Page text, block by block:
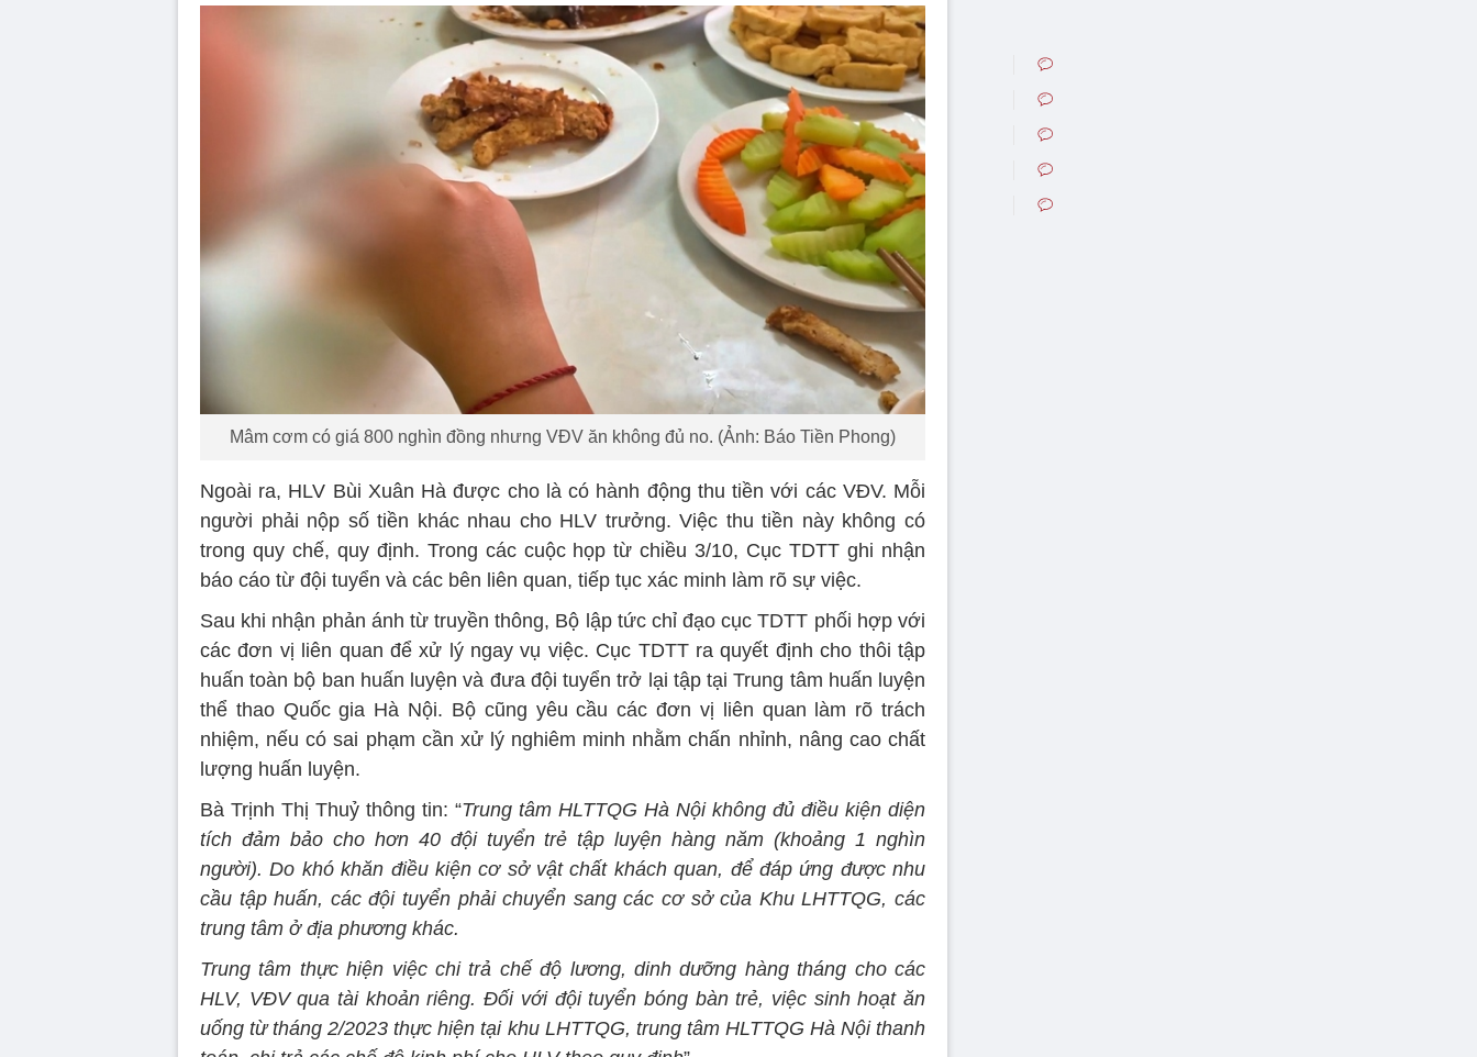
Mâm cơm có giá 800 nghìn đồng nhưng VĐV ăn không đủ no. (Ảnh: Báo Tiền Phong)
Ngoài ra, HLV Bùi Xuân Hà được cho là có hành động thu tiền với các VĐV. Mỗi
người phải nộp số tiền khác nhau cho HLV trưởng. Việc thu tiền này không có
trong quy chế, quy định. Trong các cuộc họp từ chiều 3/10, Cục TDTT ghi nhận
báo cáo từ đội tuyển và các bên liên quan, tiếp tục xác minh làm rõ sự việc.
Sau khi nhận phản ánh từ truyền thông, Bộ lập tức chỉ đạo cục TDTT phối hợp với
các đơn vị liên quan để xử lý ngay vụ việc. Cục TDTT ra quyết định cho thôi tập
huấn toàn bộ ban huấn luyện và đưa đội tuyển trở lại tập tại Trung tâm huấn luyện
thể thao Quốc gia Hà Nội. Bộ cũng yêu cầu các đơn vị liên quan làm rõ trách
nhiệm, nếu có sai phạm cần xử lý nghiêm minh nhằm chấn nhỉnh, nâng cao chất
lượng huấn luyện.
Bà Trịnh Thị Thuỷ thông tin: “Trung tâm HLTTQG Hà Nội không đủ điều kiện diện
tích đảm bảo cho hơn 40 đội tuyển trẻ tập luyện hàng năm (khoảng 1 nghìn
người). Do khó khăn điều kiện cơ sở vật chất khách quan, để đáp ứng được nhu
cầu tập huấn, các đội tuyển phải chuyển sang các cơ sở của Khu LHTTQG, các
trung tâm ở địa phương khác.
Trung tâm thực hiện việc chi trả chế độ lương, dinh dưỡng hàng tháng cho các
HLV, VĐV qua tài khoản riêng. Đối với đội tuyển bóng bàn trẻ, việc sinh hoạt ăn
uống từ tháng 2/2023 thực hiện tại khu LHTTQG, trung tâm HLTTQG Hà Nội thanh